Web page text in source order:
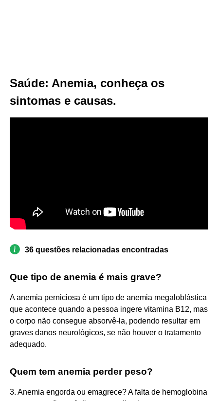
Saúde: Anemia, conheça os
sintomas e causas.
36 questões relacionadas encontradas
Que tipo de anemia é mais grave?
A anemia perniciosa é um tipo de anemia megaloblástica
que acontece quando a pessoa ingere vitamina B12, mas
o corpo não consegue absorvê-la, podendo resultar em
graves danos neurológicos, se não houver o tratamento
adequado.
Quem tem anemia perder peso?
3. Anemia engorda ou emagrece? A falta de hemoglobina